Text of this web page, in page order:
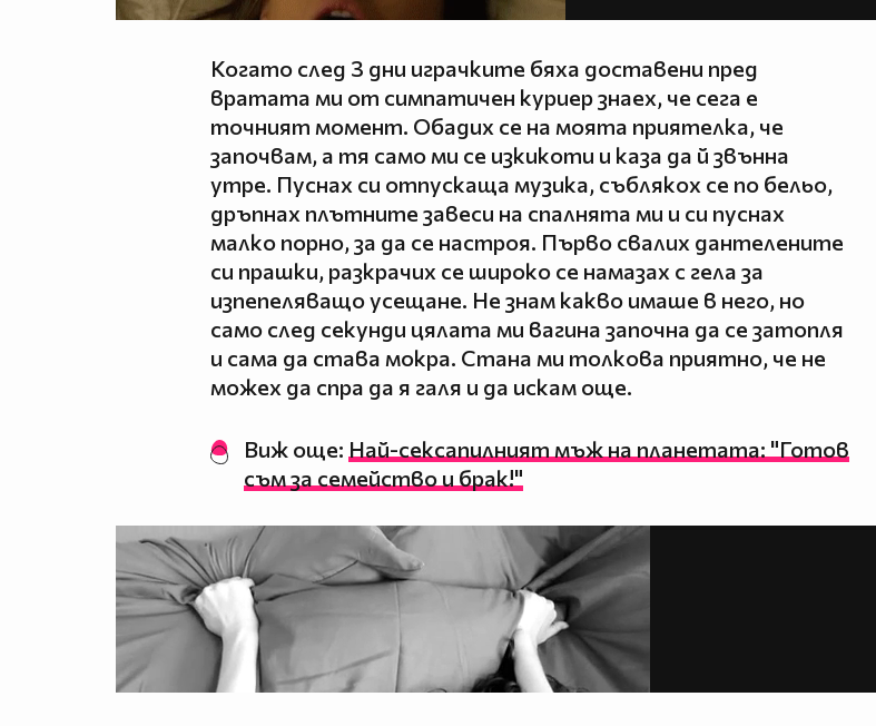
Когато след 3 дни играчките бяха доставени пред
вратата ми от симпатичен куриер знаех, че сега е
точният момент. Обадих се на моята приятелка, че
започвам, а тя само ми се изкикоти и каза да й звънна
утре. Пуснах си отпускаща музика, съблякох се по бельо,
дръпнах плътните завеси на спалнята ми и си пуснах
малко порно, за да се настроя. Първо свалих дантелените
си прашки, разкрачих се широко се намазах с гела за
изпепеляващо усещане. Не знам какво имаше в него, но
само след секунди цялата ми вагина започна да се затопля
и сама да става мокра. Стана ми толкова приятно, че не
можех да спра да я галя и да искам още.
Виж още: Най-сексапилният мъж на планетата: "Готов
съм за семейство и брак!"